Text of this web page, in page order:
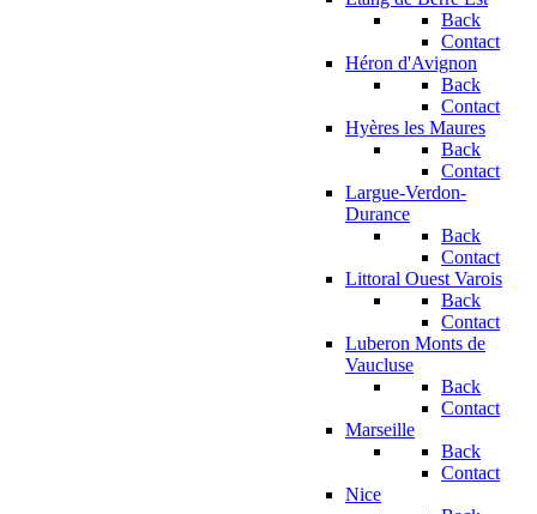
Back
Contact
Héron d'Avignon
Back
Contact
Hyères les Maures
Back
Contact
Largue-Verdon-
Durance
Back
Contact
Littoral Ouest Varois
Back
Contact
Luberon Monts de
Vaucluse
Back
Contact
Marseille
Back
Contact
Nice